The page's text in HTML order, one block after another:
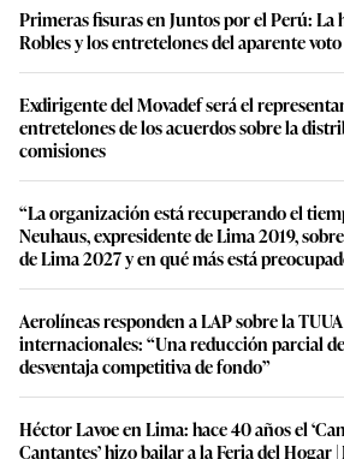
Primeras fisuras en Juntos por el Perú: La
Robles y los entretelones del aparente
Exdirigente del Movadef será el
entretelones de los acuerdos sobre la
comisiones
“La organización está recuperando el
Neuhaus, expresidente de Lima 2019,
de Lima 2027 y en qué más está
Aerolíneas responden a LAP sobre la TUUA
internacionales: “Una reducción parcial
desventaja competitiva de fondo”
Héctor Lavoe en Lima: hace 40 años el
Cantantes’ hizo bailar a la Feria del Hogar |